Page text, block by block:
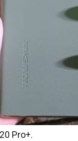
Pro+.